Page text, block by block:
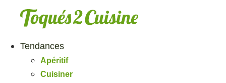
Tendances
Apéritif
Cuisiner